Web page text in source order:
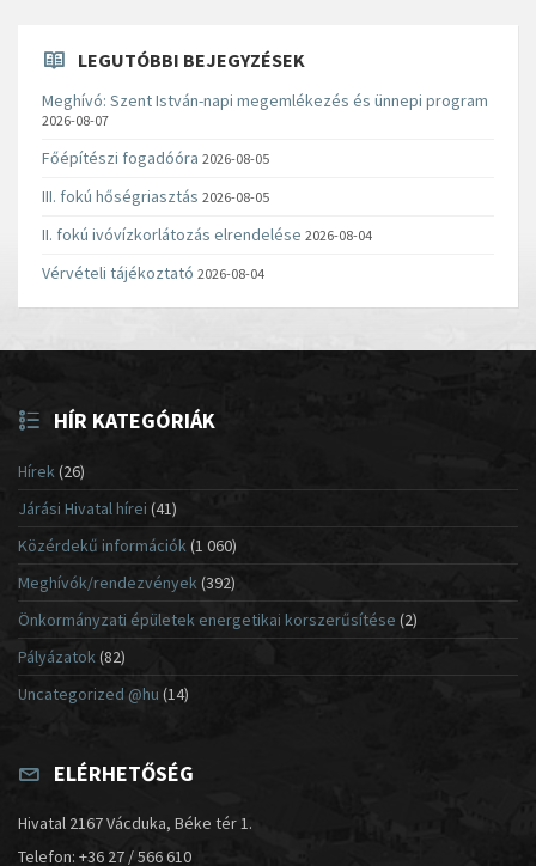
LEGUTÓBBI BEJEGYZÉSEK
Meghívó: Szent István-napi megemlékezés és ünnepi program
2026-08-07
Főépítészi fogadóóra 2026-08-05
III. fokú hőségriasztás 2026-08-05
II. fokú ivóvízkorlátozás elrendelése 2026-08-04
Vérvételi tájékoztató 2026-08-04
HÍR KATEGÓRIÁK
Hírek(26)
Járási Hivatal hírei (41)
Közérdekű információk(1 060)
Meghívók/rendezvények (392)
Önkormányzati épületek energetikai korszerűsítése (2)
Pályázatok (82)
Uncategorized @hu (14)
ELÉRHETŐSÉG
Hivatal 2167 Vácduka, Béke tér 1.
Telefon: +36 27 / 566 610